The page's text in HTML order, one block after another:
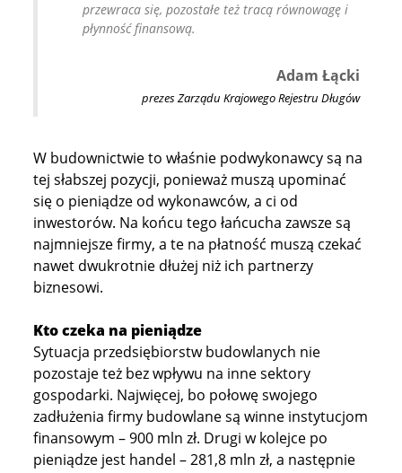
przewraca się, pozostałe też tracą równowagę i
płynność finansową.
Adam Łącki
prezes Zarządu Krajowego Rejestru Długów
W budownictwie to właśnie podwykonawcy są na
tej słabszej pozycji, ponieważ muszą upominać
się o pieniądze od wykonawców, a ci od
inwestorów. Na końcu tego łańcucha zawsze są
najmniejsze firmy, a te na płatność muszą czekać
nawet dwukrotnie dłużej niż ich partnerzy
biznesowi.
Kto czeka na pieniądze
Sytuacja przedsiębiorstw budowlanych nie
pozostaje też bez wpływu na inne sektory
gospodarki. Najwięcej, bo połowę swojego
zadłużenia firmy budowlane są winne instytucjom
finansowym – 900 mln zł. Drugi w kolejce po
pieniądze jest handel – 281,8 mln zł, a następnie